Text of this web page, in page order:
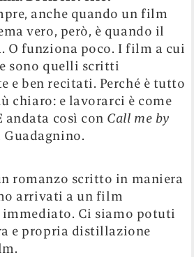
anche quando un film
vero, però, è quando il
O funziona poco. I film a cui
sono quelli scritti
e ben recitati. Perché è tutto
chiaro: e lavorarci è come
andata così con Call me by
Guadagnino.
romanzo scritto in maniera
arrivati a un film
Ci siamo potuti
e propria distillazione